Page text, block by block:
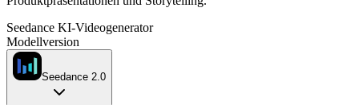
Seedance KI-Videogenerator
Modellversion
Seedance 2.0